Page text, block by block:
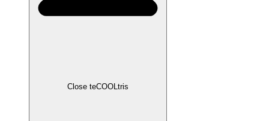
Close teCOOLtris